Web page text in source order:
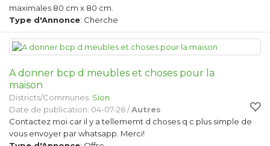
maximales 80 cm x 80 cm.
Type d'Annonce: Cherche
A donner bcp d meubles et choses pour la
maison
Districts/Communes: Sion
Date de publication: 04-07-26 /Autres
Contactez moi car il y a tellememt d choses q c plus simple de
vous envoyer par whatsapp. Merci!